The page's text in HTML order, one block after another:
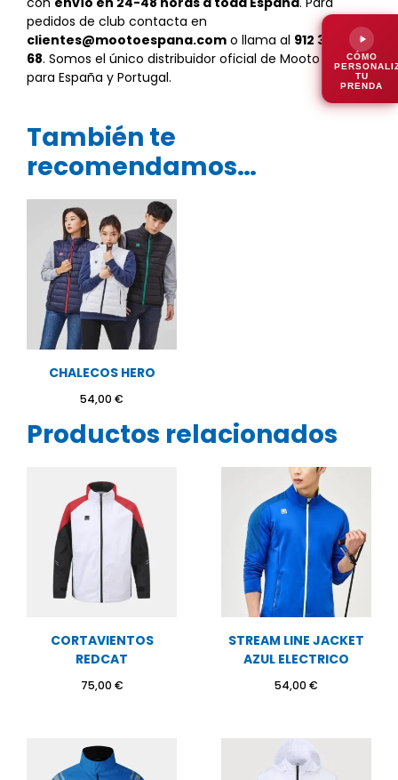
pedidos de club contacta en
clientes@mootoespana.com o llama al 912 32 36
68. Somos el único distribuidor oficial de Mooto Korea
para España y Portugal.
También te
recomendamos…
CHALECOS HERO
54,00 €
Productos relacionados
CORTAVIENTOS
REDCAT
75,00 €
STREAM LINE JACKET
AZUL ELECTRICO
54,00 €
CÓMO
TU
PRENDA